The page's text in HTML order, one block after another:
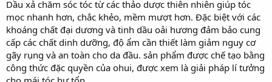
Dầu xả chăm sóc tóc từ các thảo dược thiên nhiên giúp tóc
mọc nhanh hơn, chắc khẻo, mềm mượt hơn. Đặc biệt với các
khoáng chất đại dương và tinh dầu oải hương đảm bảo cung
cấp các chất dinh dưỡng, độ ẩm cần thiết làm giảm nguy cơ
gãy rụng và an toàn cho da đầu. sản phẩm được chế tạo bằng
công thức đặc quyền của ohui, được xem là giải pháp lí tưởng